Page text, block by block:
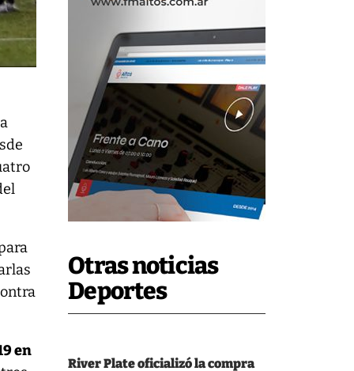
Otras noticias
Deportes
River Plate oficializó la compra
en